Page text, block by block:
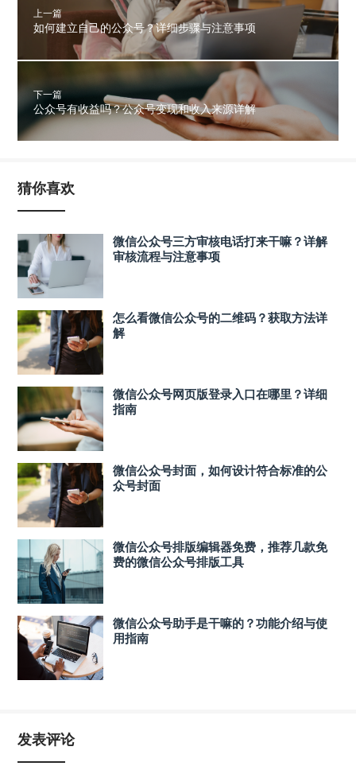
上一篇
如何建立自己的公众号？详细步骤与注意事项
下一篇
公众号有收益吗？公众号变现和收入来源详解
猜你喜欢
微信公众号三方审核电话打来干嘛？详解
审核流程与注意事项
怎么看微信公众号的二维码？获取方法详
解
微信公众号网页版登录入口在哪里？详细
指南
微信公众号封面，如何设计符合标准的公
众号封面
微信公众号排版编辑器免费，推荐几款免
费的微信公众号排版工具
微信公众号助手是干嘛的？功能介绍与使
用指南
发表评论